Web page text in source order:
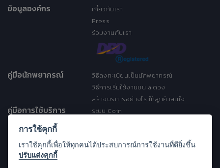
ข้อมูลองค์กร
เกี่ยวกับเรา
Press
ร่วมงานกับเรา
คู่มือนักพยากรณ์
วิธีลงทะเบียนเป็นนักพยากรณ์
วิธีการเริ่มใช้งานบน a ดวง
สร้างบริการอย่างไร ให้ลูกค้าสนใจ
คู่มือการใช้บริการ
ระบบ Coin
ประกาศการคุ้มครองข้อมูลส่วนบุคคล
การใช้คุกกี้
เราใช้คุกกี้เพื่อให้ทุกคนได้ประสบการณ์การใช้งานที่ดียิ่งขึ้น
ปรับแต่งคุกกี้